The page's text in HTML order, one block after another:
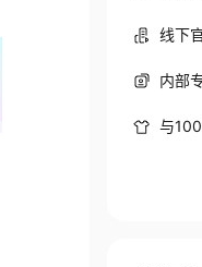
线下
内部
与